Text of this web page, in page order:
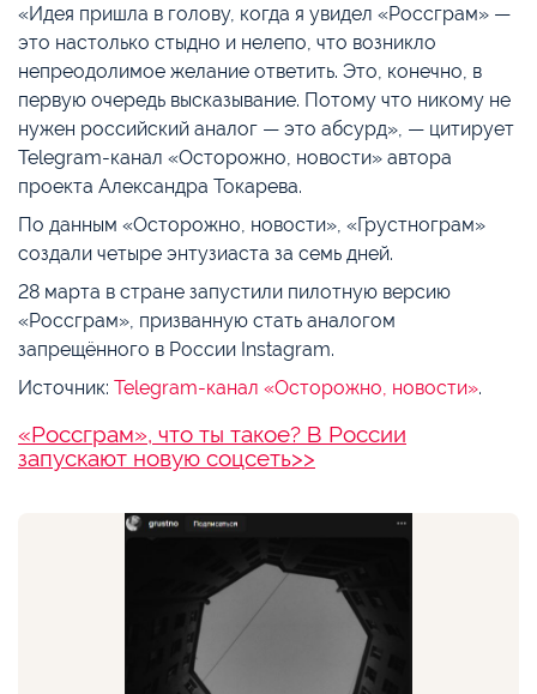
«Идея пришла в голову, когда я увидел «Россграм» —
это настолько стыдно и нелепо, что возникло
непреодолимое желание ответить. Это, конечно, в
первую очередь высказывание. Потому что никому не
нужен российский аналог — это абсурд», — цитирует
Telegram-канал «Осторожно, новости» автора
проекта Александра Токарева.
По данным «Осторожно, новости», «Грустнограм»
создали четыре энтузиаста за семь дней.
28 марта в стране запустили пилотную версию
«Россграм», призванную стать аналогом
запрещённого в России Instagram.
Источник: Telegram-канал «Осторожно, новости».
«Россграм», что ты такое? В России
запускают новую соцсеть>>